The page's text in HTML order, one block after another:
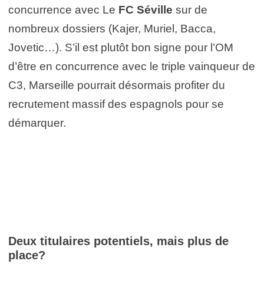
concurrence avec Le FC Séville sur de
nombreux dossiers (Kajer, Muriel, Bacca,
Jovetic…). S’il est plutôt bon signe pour l’OM
d’être en concurrence avec le triple vainqueur de
C3, Marseille pourrait désormais profiter du
recrutement massif des espagnols pour se
démarquer.
Deux titulaires potentiels, mais plus de
place?